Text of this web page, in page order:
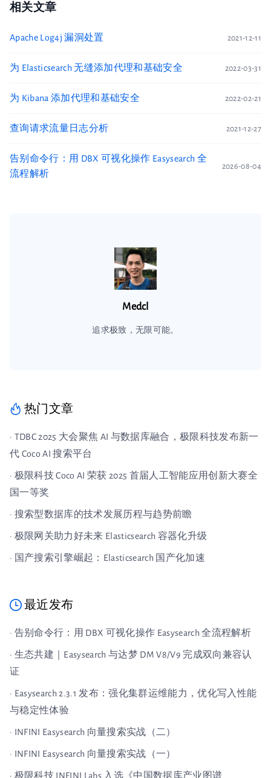
相关文章
Apache Log4j 漏洞处置 2021-12-11
为 Elasticsearch 无缝添加代理和基础安全 2022-03-31
为 Kibana 添加代理和基础安全 2022-02-21
查询请求流量日志分析 2021-12-27
告别命令行：用 DBX 可视化操作 Easysearch 全
流程解析
2026-08-04
Medcl
追求极致，无限可能。
热门文章
· TDBC 2025 大会聚焦 AI 与数据库融合，极限科技发布新一
代 Coco AI 搜索平台
· 极限科技 Coco AI 荣获 2025 首届人工智能应用创新大赛全
国一等奖
· 搜索型数据库的技术发展历程与趋势前瞻
· 极限网关助力好未来 Elasticsearch 容器化升级
· 国产搜索引擎崛起：Elasticsearch 国产化加速
最近发布
· 告别命令行：用 DBX 可视化操作 Easysearch 全流程解析
· 生态共建｜Easysearch 与达梦 DM V8/V9 完成双向兼容认
证
· Easysearch 2.3.1 发布：强化集群运维能力，优化写入性能
与稳定性体验
· INFINI Easysearch 向量搜索实战（二）
· INFINI Easysearch 向量搜索实战（一）
· 极限科技 INFINI Labs 入选《中国数据库产业图谱